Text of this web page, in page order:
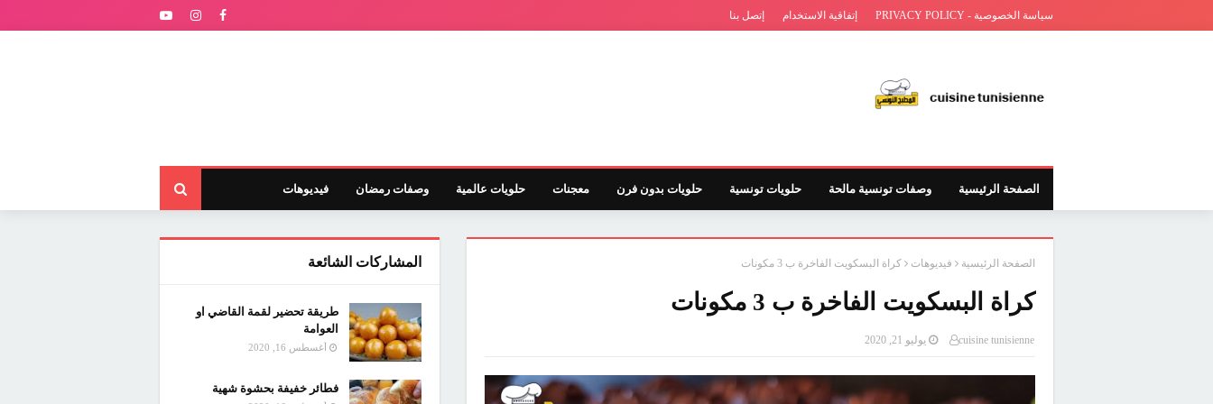
سياسة الخصوصية - PRIVACY POLICY إتفاقية الاستخدام إتصل بنا
الصفحة الرئيسية وصفات تونسية مالحة حلويات تونسية حلويات بدون فرن معجنات حلويات عالمية وصفات رمضان فيديوهات
الصفحة الرئيسية فيديوهات كراة البسكويت الفاخرة ب 3 مكونات
كراة البسكويت الفاخرة ب 3 مكونات
cuisine tunisienne يوليو 21, 2020
المشاركات الشائعة
طريقة تحضير لقمة القاضي او
العوامة
أغسطس 16, 2020
فطائر خفيفة بحشوة شهية